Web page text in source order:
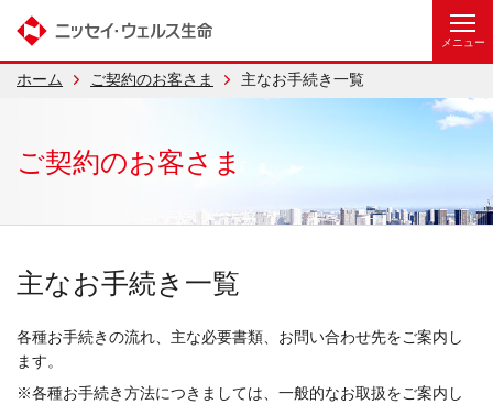
ホーム ご契約のお客さま 主なお手続き一覧
ご契約のお客さま
主なお手続き一覧
各種お手続きの流れ、主な必要書類、お問い合わせ先をご案内し
ます。
※各種お手続き方法につきましては、一般的なお取扱をご案内し